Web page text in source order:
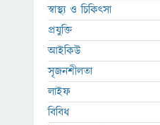
স্বাস্থ্য ও চিকিৎসা
প্রযুক্তি
আইকিউ
সৃজনশীলতা
লাইফ
বিবিধ